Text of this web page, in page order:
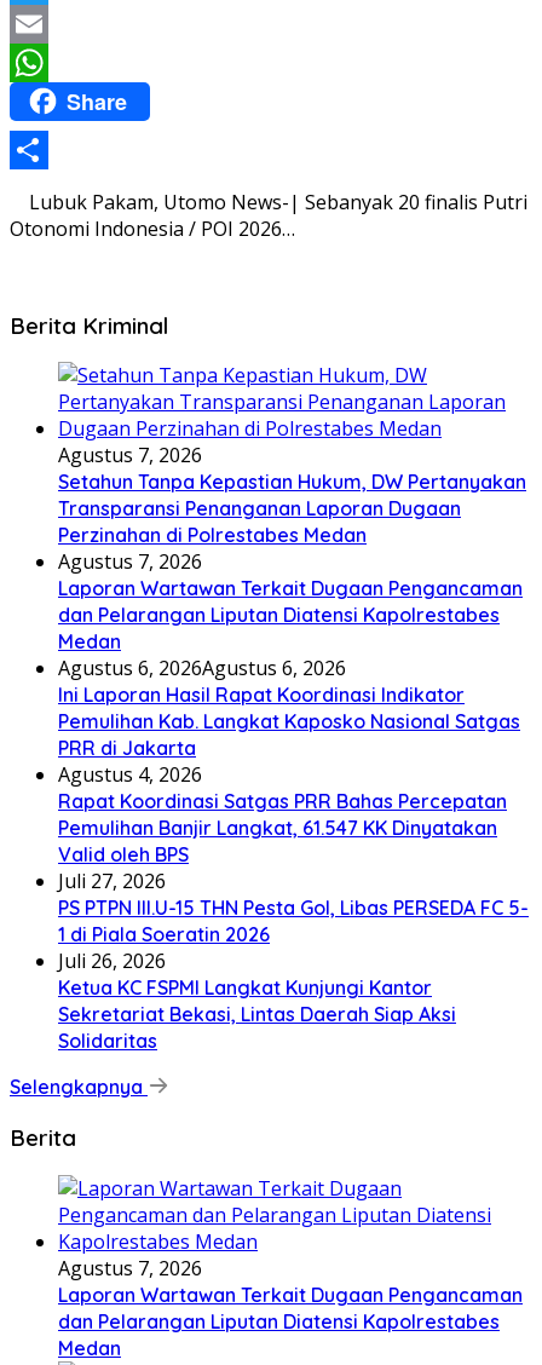
Twitter
Email
WhatsApp
Share
Share
Lubuk Pakam, Utomo News-| Sebanyak 20 finalis Putri
Otonomi Indonesia / POI 2026…
Berita Kriminal
Agustus 7, 2026
Setahun Tanpa Kepastian Hukum, DW Pertanyakan
Transparansi Penanganan Laporan Dugaan
Perzinahan di Polrestabes Medan
Agustus 7, 2026
Laporan Wartawan Terkait Dugaan Pengancaman
dan Pelarangan Liputan Diatensi Kapolrestabes
Medan
Agustus 6, 2026Agustus 6, 2026
Ini Laporan Hasil Rapat Koordinasi Indikator
Pemulihan Kab. Langkat Kaposko Nasional Satgas
PRR di Jakarta
Agustus 4, 2026
Rapat Koordinasi Satgas PRR Bahas Percepatan
Pemulihan Banjir Langkat, 61.547 KK Dinyatakan
Valid oleh BPS
Juli 27, 2026
PS PTPN III.U-15 THN Pesta Gol, Libas PERSEDA FC 5-
1 di Piala Soeratin 2026
Juli 26, 2026
Ketua KC FSPMI Langkat Kunjungi Kantor
Sekretariat Bekasi, Lintas Daerah Siap Aksi
Solidaritas
Selengkapnya
Berita
Agustus 7, 2026
Laporan Wartawan Terkait Dugaan Pengancaman
dan Pelarangan Liputan Diatensi Kapolrestabes
Medan